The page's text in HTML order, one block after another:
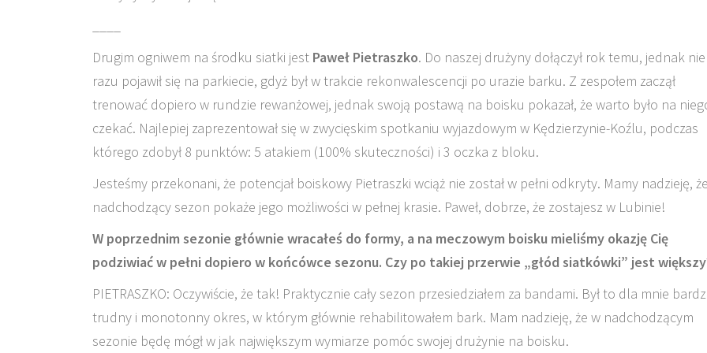
Drugim ogniwem na środku siatki jest Paweł Pietraszko. Do naszej drużyny dołączył rok temu, jednak
razu pojawił się na parkiecie, gdyż był w trakcie rekonwalescencji po urazie barku. Z zespołem zaczął
trenować dopiero w rundzie rewanżowej, jednak swoją postawą na boisku pokazał, że warto było na
czekać. Najlepiej zaprezentował się w zwycięskim spotkaniu wyjazdowym w Kędzierzynie-Koźlu, podczas
którego zdobył 8 punktów: 5 atakiem (100% skuteczności) i 3 oczka z bloku.
Jesteśmy przekonani, że potencjał boiskowy Pietraszki wciąż nie został w pełni odkryty. Mamy nadzieję, że
nadchodzący sezon pokaże jego możliwości w pełnej krasie. Paweł, dobrze, że zostajesz w Lubinie!
W poprzednim sezonie głównie wracałeś do formy, a na meczowym boisku mieliśmy okazję Cię
podziwiać w pełni dopiero w końcówce sezonu. Czy po takiej przerwie „głód siatkówki” jest
PIETRASZKO: Oczywiście, że tak! Praktycznie cały sezon przesiedziałem za bandami. Był to dla mnie
trudny i monotonny okres, w którym głównie rehabilitowałem bark. Mam nadzieję, że w nadchodzącym
sezonie będę mógł w jak największym wymiarze pomóc swojej drużynie na boisku.